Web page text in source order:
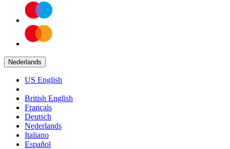
Nederlands
US English
British English
Français
Deutsch
Nederlands
Italiano
Español